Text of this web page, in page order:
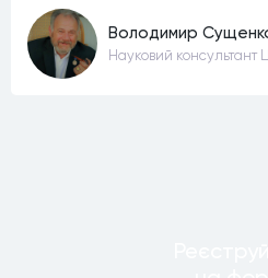
Володимир
Науковий консультант